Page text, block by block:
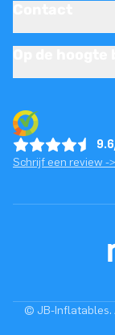
Schrijf een review ->
© JB-Inflatables.